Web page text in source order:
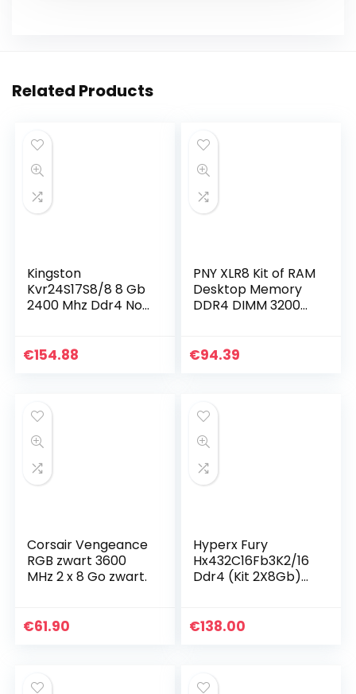
Related Products
Kingston
Kvr24S17S8/8 8 Gb
2400 Mhz Ddr4 Non
€154.88
PNY XLR8 Kit of RAM
Desktop Memory
DDR4 DIMM 3200
MD32GK2D4320016
€94.39
Corsair Vengeance
RGB zwart 3600
MHz 2 x 8 Go zwart.
€61.90
Hyperx Fury
Hx432C16Fb3K2/16
Ddr4 (Kit 2X8Gb)
€138.00